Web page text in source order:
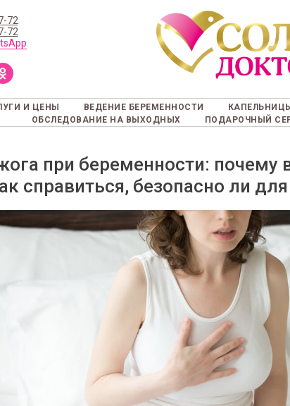
72
72
И ЦЕНЫ ВЕДЕНИЕ БЕРЕМЕННОСТИ КАПЕЛЬНИЦЫ
ОБСЛЕДОВАНИЕ НА ВЫХОДНЫХ
ПОДАРОЧНЫЙ
при беременности: почему
справиться, безопасно ли